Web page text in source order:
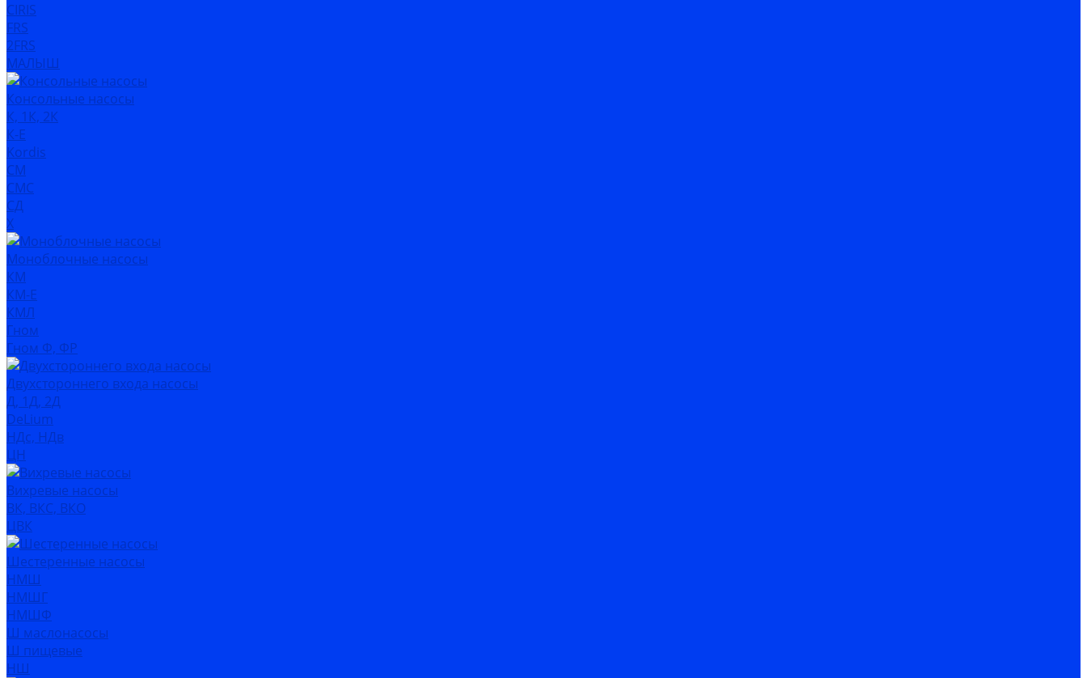
CIRIS
FRS
2FRS
МАЛЫШ
Консольные насосы
К, 1К, 2К
К-Е
Kordis
СМ
СМС
СД
Х
Моноблочные насосы
КМ
КМ-Е
КМЛ
Гном
Гном Ф, ФР
Двухстороннего входа насосы
Д, 1Д, 2Д
DeLium
НДс, НДв
ЦН
Вихревые насосы
ВК, ВКС, ВКО
ЦВК
Шестеренные насосы
НМШ
НМШГ
НМШФ
Ш маслонасосы
Ш пищевые
НШ